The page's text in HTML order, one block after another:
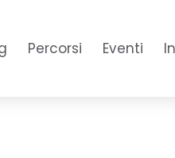
Percorsi Eventi